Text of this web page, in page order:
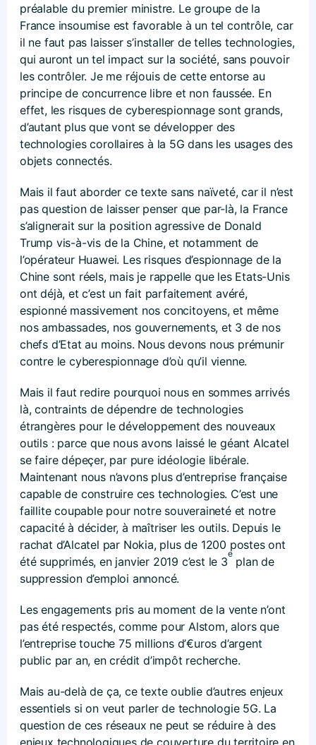
préalable du premier ministre. Le groupe de la
France insoumise est favorable à un tel contrôle, car
il ne faut pas laisser s’installer de telles technologies,
qui auront un tel impact sur la société, sans pouvoir
les contrôler. Je me réjouis de cette entorse au
principe de concurrence libre et non faussée. En
effet, les risques de cyberespionnage sont grands,
d’autant plus que vont se développer des
technologies corollaires à la 5G dans les usages des
objets connectés.
Mais il faut aborder ce texte sans naïveté, car il n’est
pas question de laisser penser que par-là, la France
s’alignerait sur la position agressive de Donald
Trump vis-à-vis de la Chine, et notamment de
l’opérateur Huawei. Les risques d’espionnage de la
Chine sont réels, mais je rappelle que les Etats-Unis
ont déjà, et c’est un fait parfaitement avéré,
espionné massivement nos concitoyens, et même
nos ambassades, nos gouvernements, et 3 de nos
chefs d’Etat au moins. Nous devons nous prémunir
contre le cyberespionnage d’où qu’il vienne.
Mais il faut redire pourquoi nous en sommes arrivés
là, contraints de dépendre de technologies
étrangères pour le développement des nouveaux
outils : parce que nous avons laissé le géant Alcatel
se faire dépeçer, par pure idéologie libérale.
Maintenant nous n’avons plus d’entreprise française
capable de construire ces technologies. C’est une
faillite coupable pour notre souveraineté et notre
capacité à décider, à maîtriser les outils. Depuis le
rachat d’Alcatel par Nokia, plus de 1200 postes ont
été supprimés, en janvier 2019 c’est le 3
e
plan de
suppression d’emploi annoncé.
Les engagements pris au moment de la vente n’ont
pas été respectés, comme pour Alstom, alors que
l’entreprise touche 75 millions d’€uros d’argent
public par an, en crédit d’impôt recherche.
Mais au-delà de ça, ce texte oublie d’autres enjeux
essentiels si on veut parler de technologie 5G. La
question de ces réseaux ne peut se réduire à des
enjeux technologiques de couverture du territoire en